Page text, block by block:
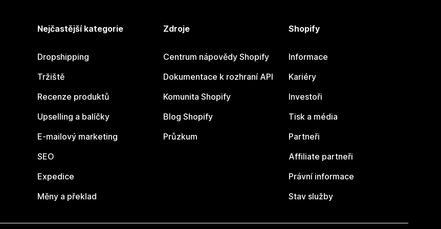
Nejčastější kategorie
Dropshipping
Tržiště
Recenze produktů
Upselling a balíčky
E-mailový marketing
SEO
Expedice
Měny a překlad
Zdroje
Centrum nápovědy Shopify
Dokumentace k rozhraní API
Komunita Shopify
Blog Shopify
Průzkum
Shopify
Informace
Kariéry
Investoři
Tisk a média
Partneři
Affiliate partneři
Právní informace
Stav služby